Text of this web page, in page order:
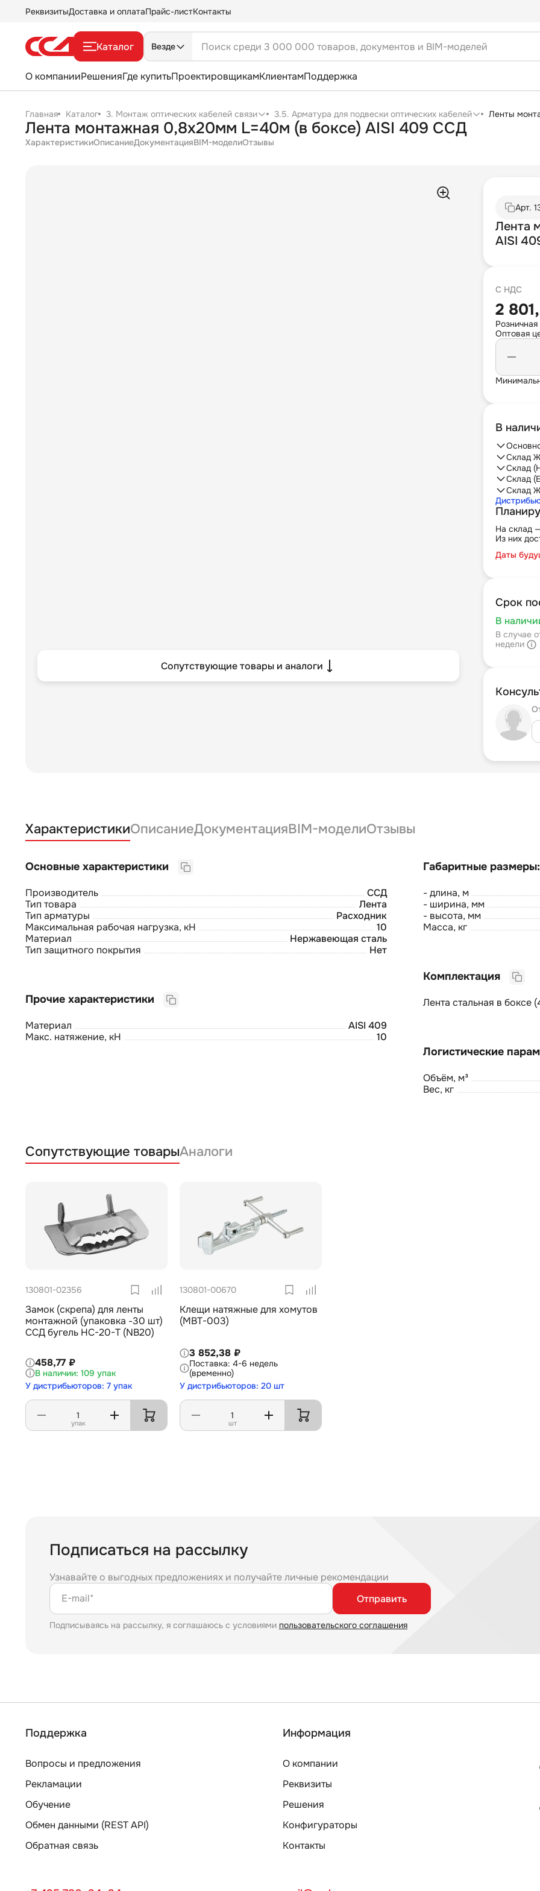
РеквизитыДоставка и оплатаПрайс-листКонтакты
Каталог Везде
О компанииРешенияГде купитьПроектировщикамКлиентамПоддержка
Главная Каталог 3. Монтаж оптических кабелей связи 3.5. Арматура для подвески оптических кабелей Ленты
Лента монтажная 0,8х20мм L=40м (в боксе) AISI 409 ССД
ХарактеристикиОписаниеДокументацияBIM-моделиОтзывы
Сопутствующие товары и аналоги
Арт.
Лента
AISI
С НДС
2
Оптовая
В
Склад
Склад
Склад
Склад
На склад
Из них
Даты
Срок
В
В случае
недели
ХарактеристикиОписаниеДокументацияBIM-моделиОтзывы
Производитель
ССД
Тип товара
Лента
Тип арматуры
Расходник
Максимальная рабочая нагрузка, кН
10
Материал
Нержавеющая сталь
Тип защитного покрытия
Нет
Материал
AISI 409
Макс. натяжение, кН
10
- длина, м
- ширина, мм
- высота, мм
Масса, кг
Лента стальная в боксе
Объём, м³
Вес, кг
Сопутствующие товарыАналоги
130801-02356
Замок (скрепа) для ленты
монтажной (упаковка -30 шт)
ССД бугель НС-20-Т (NB20)
458,77 ₽
109 упак
У дистрибьюторов: 7 упак
упак
130801-00670
Клещи натяжные для хомутов
(MBT-003)
3 852,38 ₽
4-6 недель
(временно)
У дистрибьюторов: 20 шт
шт
Подписаться на рассылку
Узнавайте о выгодных предложениях и получайте личные рекомендации
E-mail*
Отправить
Подписываясь на рассылку, я соглашаюсь с условиями пользовательского соглашения
Поддержка
Вопросы и предложения
Рекламации
Обучение
Обмен данными (REST API)
Обратная связь
Информация
О компании
Реквизиты
Решения
Конфигураторы
Контакты